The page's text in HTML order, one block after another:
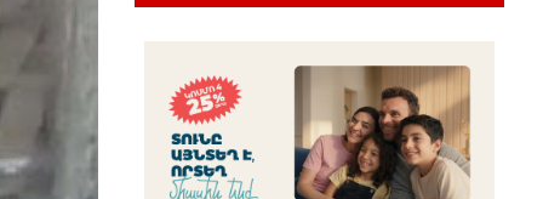
2 ժամ առաջ
Այսօր մենք ունենք մի իրավիճակ,
երբ որ բանտերը լիքն են
քաղբանտարկյալներով, նորերին